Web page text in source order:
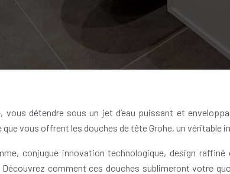
vous détendre sous un jet d’eau puissant et
que vous offrent les douches de tête Grohe, un
conjugue innovation technologique, design
comment ces douches sublimeront votre